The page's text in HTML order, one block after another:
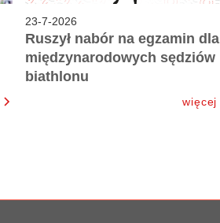
23-7-2026
Ruszył nabór na egzamin dla
międzynarodowych sędziów
biathlonu
więcej